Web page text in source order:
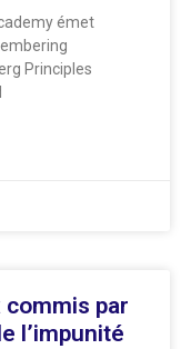
émet
Principles
par
l’impunité